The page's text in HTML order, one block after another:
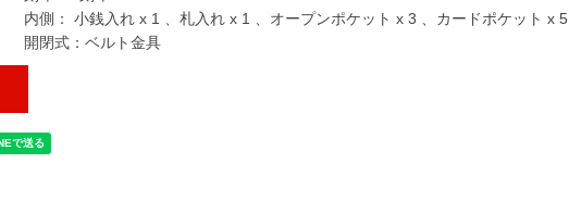
内側： 小銭入れ x 1 、札入れ x 1 、オープンポケット x 3 、カードポケット x 5
開閉式：ベルト金具